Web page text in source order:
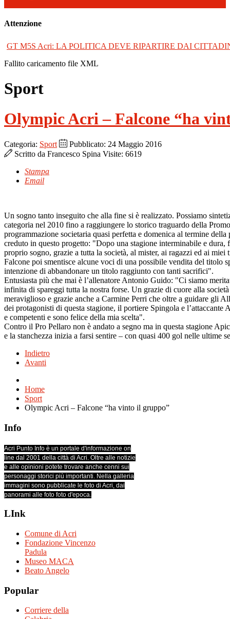
GT M5S Acri: LA POLITICA DEVE RIPARTIRE DAI
Attenzione
Fallito caricamento file XML
Sport
Olympic Acri – Falcone “ha
Categoria: Sport
Pubblicato: 24 Maggio 2016
Scritto da Francesco Spina Visite: 6619
Stampa
Email
Un sogno tanto inseguito che alla fine si è realizzato. Possiamo
categoria nel 2010 fino a raggiungere lo storico traguardo della
programmazione societaria quasi perfetta e domenica al termine
creduto in questo progetto: "Dopo una stagione interminabile e
proprio sogno, grazie a tutta la società, al mister, ai ragazzi ed ai miei
Falcone poi smentisce alcune voci di una possibile vendita del titolo
intenzione di abbandonare un titolo raggiunto con tanti sacrifici".
Entusiasta più che mai è l’allenatore Antonio Guido: "Ci siamo
infinita di spareggi tutta la nostra forse. Un grazie di cuore alla
meraviglioso e grazie anche a Carmine Perri che oltre a guidare gli
dei protagonisti di questa stagione, il portiere Spingola e
e competenti e sono felice della mia scelta".
Contro il Pro Pellaro non è andato a segno ma in questa stagione
e la stanchezza inizia a farsi sentire – con quasi 400 gol nelle ultime
Indietro
Avanti
Home
Sport
Olympic Acri – Falcone “ha vinto il gruppo”
Info
Acri Punto Info è un portale d'informazione on
line dal 2001 della città di Acri. Oltre alle notizie
e alle opinioni potete trovare anche cenni sui
personaggi storici più importanti. Nella galleria
immagini sono pubblicate le foto di Acri, dai
panorami alle foto foto d'epoca.
LInk
Comune di Acri
Fondazione Vincenzo
Padula
Museo MACA
Beato Angelo
Popular
Corriere della